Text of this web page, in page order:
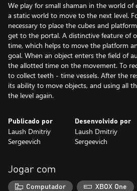
We play for small shaman in the world of
a static world to move to the next level.
necessary to place the cubes and
get to the portal. A distinctive feature of
time, which helps to move the platform
goal. When an object enters the field of
the allotted time on the movement. To
to collect teeth - time vessels. After the
its ability to move objects, and using all
the level again.
Publicado por
Laush Dmitriy
Sergeevich
Desenvolvido por
Laush Dmitriy
Sergeevich
Jogar com
Computador XBOX One